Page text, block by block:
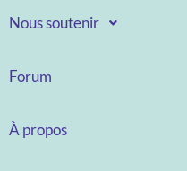
Nous soutenir
Forum
À propos